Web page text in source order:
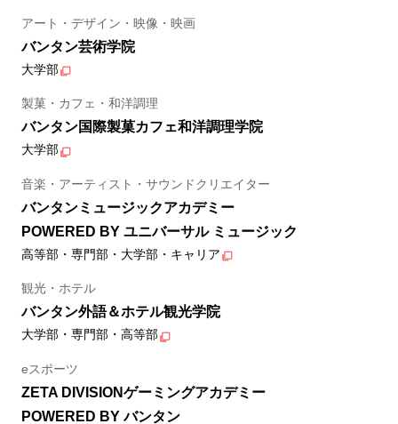
アート・デザイン・映像・映画
バンタン芸術学院
大学部
製菓・カフェ・和洋調理
バンタン国際製菓カフェ和洋調理学院
大学部
音楽・アーティスト・サウンドクリエイター
バンタンミュージックアカデミー
POWERED BY ユニバーサル ミュージック
高等部・専門部・大学部・キャリア
観光・ホテル
バンタン外語＆ホテル観光学院
大学部・専門部・高等部
eスポーツ
ZETA DIVISIONゲーミングアカデミー
POWERED BY バンタン